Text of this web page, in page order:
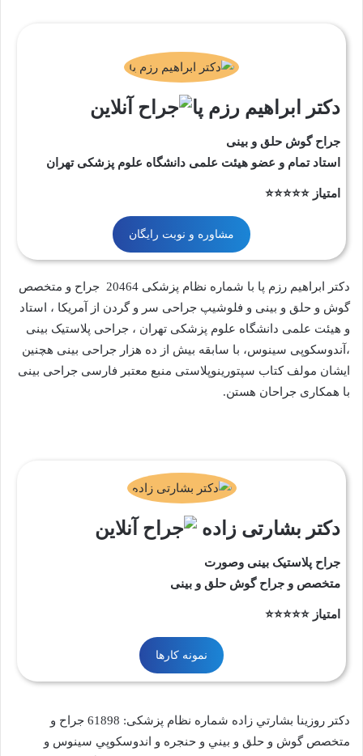
دکتر ابراهیم رزم پا
جراح گوش حلق و بینی
استاد تمام و عضو هیئت علمی دانشگاه علوم پزشکی تهران
امتیاز ⭐⭐⭐⭐⭐
مشاوره و نوبت رایگان
دکتر ابراهیم رزم پا با شماره نظام پزشکی 20464 جراح و متخصص
گوش و حلق و بینی و فلوشیپ جراحی سر و گردن از آمریکا ، استاد
و هیئت علمی دانشگاه علوم پزشکی تهران ، جراحی پلاستیک بینی
،آندوسکوپی سینوس، با سابقه بیش از ده هزار جراحی بینی هچنین
ایشان مولف کتاب سپتورینوپلاستی منبع معتبر فارسی جراحی بینی
با همکاری جراحان هستن.
دکتر بشارتی زاده
جراح پلاستيک بينی وصورت
متخصص و جراح گوش حلق و بینی
امتیاز ⭐⭐⭐⭐⭐
نمونه کارها
دكتر روزينا بشارتي زاده شماره نظام پزشکی: 61898 جراح و
متخصص گوش و حلق و بيني و حنجره و اندوسكوپي سينوس و